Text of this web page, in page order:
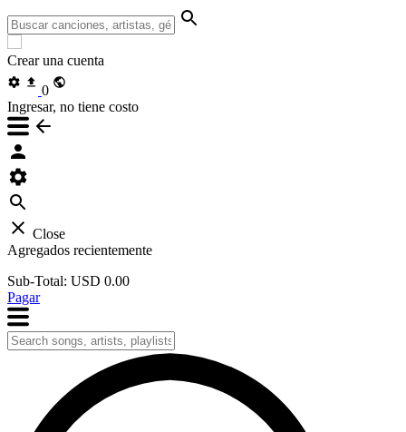
Crear una cuenta
0
Ingresar, no tiene costo
Close
Agregados recientemente
Sub-Total: USD 0.00
Pagar